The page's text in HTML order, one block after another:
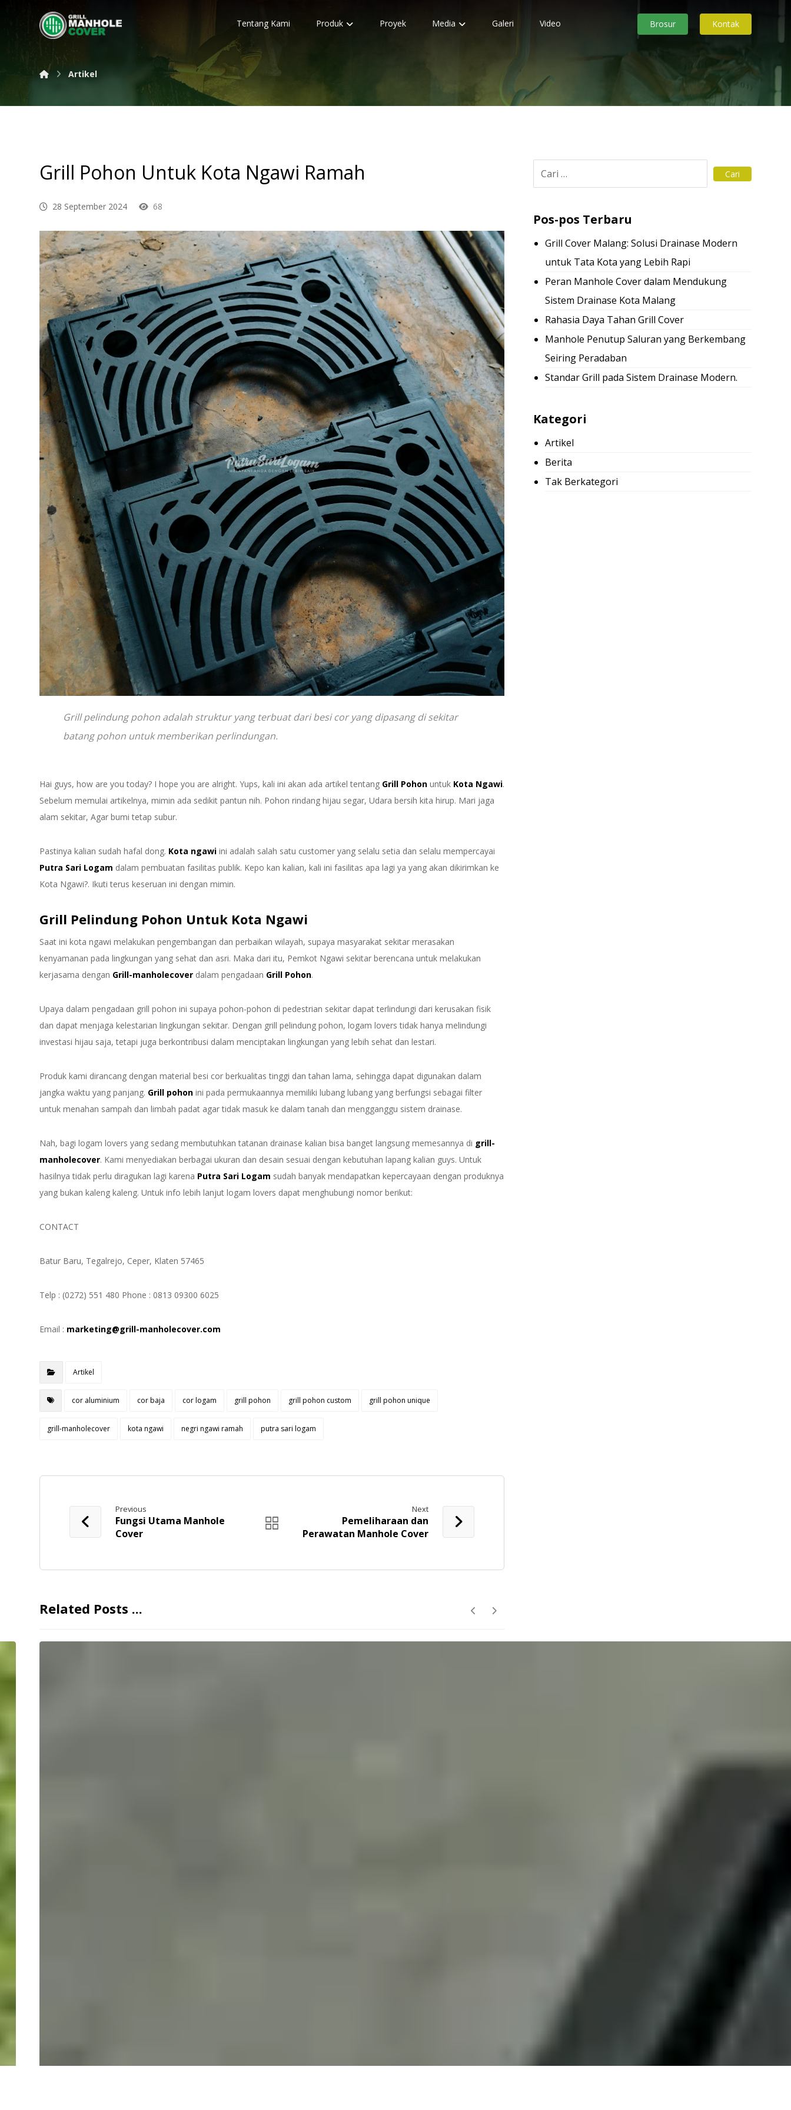
Tentang Kami Produk Proyek Media Galeri Video Kontak
Brosur
Artikel
Grill Pohon Untuk Kota Ngawi Ramah
28 September 2024 68
Grill pelindung pohon adalah struktur yang terbuat dari besi cor yang dipasang di sekitar
batang pohon untuk memberikan perlindungan.
Hai guys, how are you today? I hope you are alright. Yups, kali ini akan ada artikel tentang Grill Pohon untuk Kota Ngawi.
Sebelum memulai artikelnya, mimin ada sedikit pantun nih. Pohon rindang hijau segar, Udara bersih kita hirup. Mari jaga
alam sekitar, Agar bumi tetap subur.
Pastinya kalian sudah hafal dong. Kota ngawi ini adalah salah satu customer yang selalu setia dan selalu mempercayai
Putra Sari Logam dalam pembuatan fasilitas publik. Kepo kan kalian, kali ini fasilitas apa lagi ya yang akan dikirimkan ke
Kota Ngawi?. Ikuti terus keseruan ini dengan mimin.
Grill Pelindung Pohon Untuk Kota Ngawi
Saat ini kota ngawi melakukan pengembangan dan perbaikan wilayah, supaya masyarakat sekitar merasakan
kenyamanan pada lingkungan yang sehat dan asri. Maka dari itu, Pemkot Ngawi sekitar berencana untuk melakukan
kerjasama dengan Grill-manholecover dalam pengadaan Grill Pohon.
Upaya dalam pengadaan grill pohon ini supaya pohon-pohon di pedestrian sekitar dapat terlindungi dari kerusakan fisik
dan dapat menjaga kelestarian lingkungan sekitar. Dengan grill pelindung pohon, logam lovers tidak hanya melindungi
investasi hijau saja, tetapi juga berkontribusi dalam menciptakan lingkungan yang lebih sehat dan lestari.
Produk kami dirancang dengan material besi cor berkualitas tinggi dan tahan lama, sehingga dapat digunakan dalam
jangka waktu yang panjang. Grill pohon ini pada permukaannya memiliki lubang lubang yang berfungsi sebagai filter
untuk menahan sampah dan limbah padat agar tidak masuk ke dalam tanah dan mengganggu sistem drainase.
Nah, bagi logam lovers yang sedang membutuhkan tatanan drainase kalian bisa banget langsung memesannya di grill-
manholecover. Kami menyediakan berbagai ukuran dan desain sesuai dengan kebutuhan lapang kalian guys. Untuk
hasilnya tidak perlu diragukan lagi karena Putra Sari Logam sudah banyak mendapatkan kepercayaan dengan produknya
yang bukan kaleng kaleng. Untuk info lebih lanjut logam lovers dapat menghubungi nomor berikut:
CONTACT
Batur Baru, Tegalrejo, Ceper, Klaten 57465
Telp : (0272) 551 480 Phone : 0813 09300 6025
Email : marketing@grill-manholecover.com
Artikel
cor aluminium cor baja cor logam grill pohon grill pohon custom grill pohon unique
grill-manholecover kota ngawi negri ngawi ramah putra sari logam
Previous
Fungsi Utama Manhole
Cover
Next
Pemeliharaan dan
Perawatan Manhole Cover
Related Posts ...
Pos-pos Terbaru
Grill Cover Malang: Solusi Drainase Modern
untuk Tata Kota yang Lebih Rapi
Peran Manhole Cover dalam Mendukung
Sistem Drainase Kota Malang
Rahasia Daya Tahan Grill Cover
Manhole Penutup Saluran yang Berkembang
Seiring Peradaban
Standar Grill pada Sistem Drainase Modern.
Kategori
Artikel
Berita
Tak Berkategori